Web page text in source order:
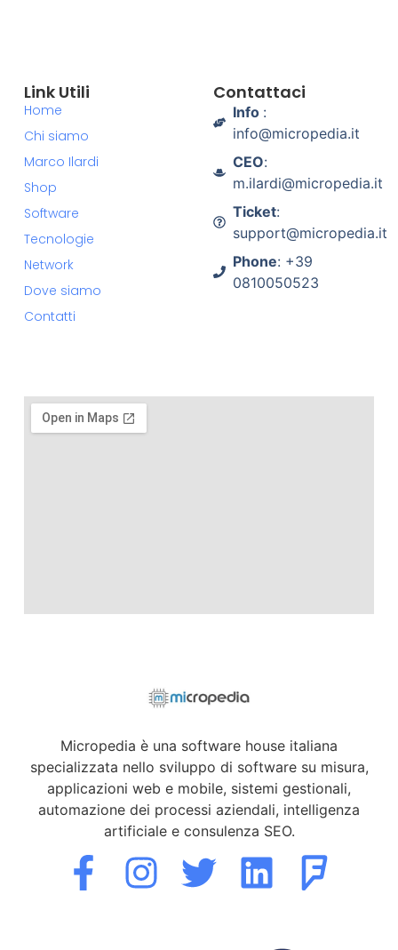
Micropedia è una software house italiana
specializzata nello sviluppo di software su misura,
applicazioni web e mobile, sistemi gestionali,
automazione dei processi aziendali, intelligenza
artificiale e consulenza SEO.
Link Utili
Home
Chi siamo
Marco Ilardi
Shop
Software
Tecnologie
Network
Dove siamo
Contatti
Contattaci
Info :
info@micropedia.it
CEO:
m.ilardi@micropedia.it
Ticket:
support@micropedia.it
Phone: +39
0810050523